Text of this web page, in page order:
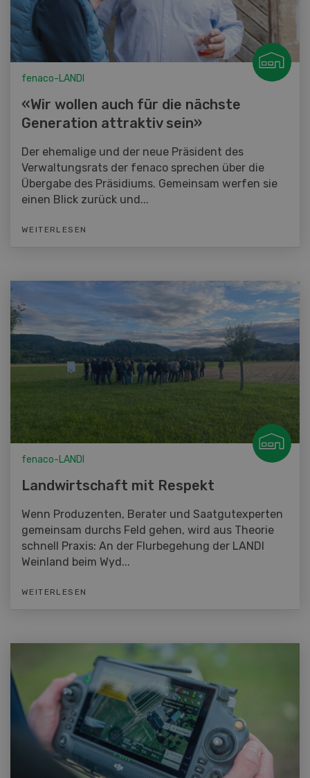
fenaco-LANDI
«Wir wollen auch für die nächste
Generation attraktiv sein»
Der ehemalige und der neue Präsident des
Verwaltungsrats der fenaco sprechen über die
Übergabe des Präsidiums. Gemeinsam werfen sie
einen Blick zurück und...
WEITERLESEN
fenaco-LANDI
Landwirtschaft mit Respekt
Wenn Produzenten, Berater und Saatgutexperten
gemeinsam durchs Feld gehen, wird aus Theorie
schnell Praxis: An der Flurbegehung der LANDI
Weinland beim Wyd...
WEITERLESEN